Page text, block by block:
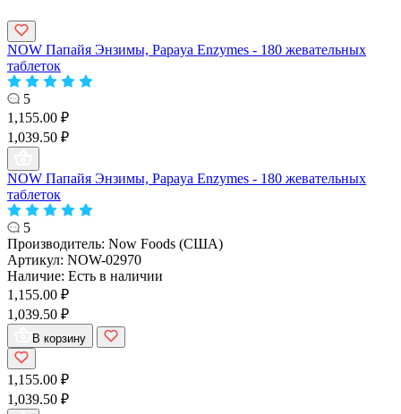
NOW Папайя Энзимы, Papaya Enzymes - 180 жевательных
таблеток
5
1,155.00 ₽
1,039.50 ₽
NOW Папайя Энзимы, Papaya Enzymes - 180 жевательных
таблеток
5
Производитель: Now Foods (США)
Артикул: NOW-02970
Наличие: Есть в наличии
1,155.00 ₽
1,039.50 ₽
В корзину
1,155.00 ₽
1,039.50 ₽